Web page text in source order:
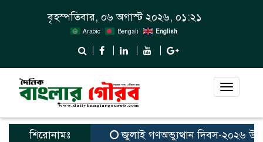
বৃহস্পতিবার, ০৬ অগাস্ট ২০২৬, ০১:২১
Arabic Bengali English
Toggle
শিরোনামঃ জুলাই গণঅভ্যুত্থান দিবস-২০২৬